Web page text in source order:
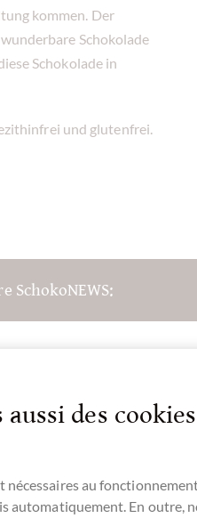
kommen. Der
Schokolade
Schokolade in
und glutenfrei.
SchokoNEWS:
aussi des
nécessaires au
automatiquement. En outre,